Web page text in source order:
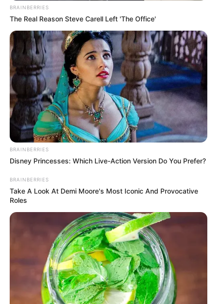
BRAINBERRIES
The Real Reason Steve Carell Left 'The Office'
BRAINBERRIES
Disney Princesses: Which Live-Action Version Do You Prefer?
BRAINBERRIES
Take A Look At Demi Moore's Most Iconic And Provocative
Roles